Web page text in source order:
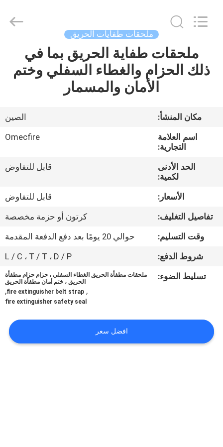
مسكن
أشرطة
فيديو
معلومات
جولة
المعمل
مراقبة
اتصل
بنا
& Equipment
ملحقات طفايات الحريق
ملحقات طفاية الحريق بما في
ذلك الحزام والغطاء السفلي وختم
الأمان والمسمار
مكان المنشأ:
الصين
اسم العلامة
التجارية:
Omecfire
الحد الأدنى
لكمية:
قابل للتفاوض
الأسعار:
قابل للتفاوض
تفاصيل التغليف:
كرتون أو حزمة مخصصة
وقت التسليم:
حوالي 20 يومًا بعد دفع الدفعة المقدمة
شروط الدفع:
L / C ، T / T ، D / P
تسليط الضوء:
ملحقات مطفأة الحريق الغطاء السفلي ، حزام حزام مطفأة
الحريق ، ختم أمان مطفأة الحريق
,
fire extinguisher belt strap
,
fire extinguisher safety seal
افضل سعر